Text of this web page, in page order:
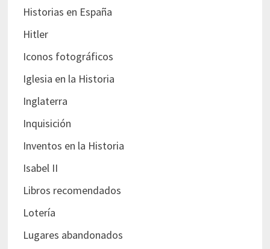
Historias en España
Hitler
Iconos fotográficos
Iglesia en la Historia
Inglaterra
Inquisición
Inventos en la Historia
Isabel II
Libros recomendados
Lotería
Lugares abandonados